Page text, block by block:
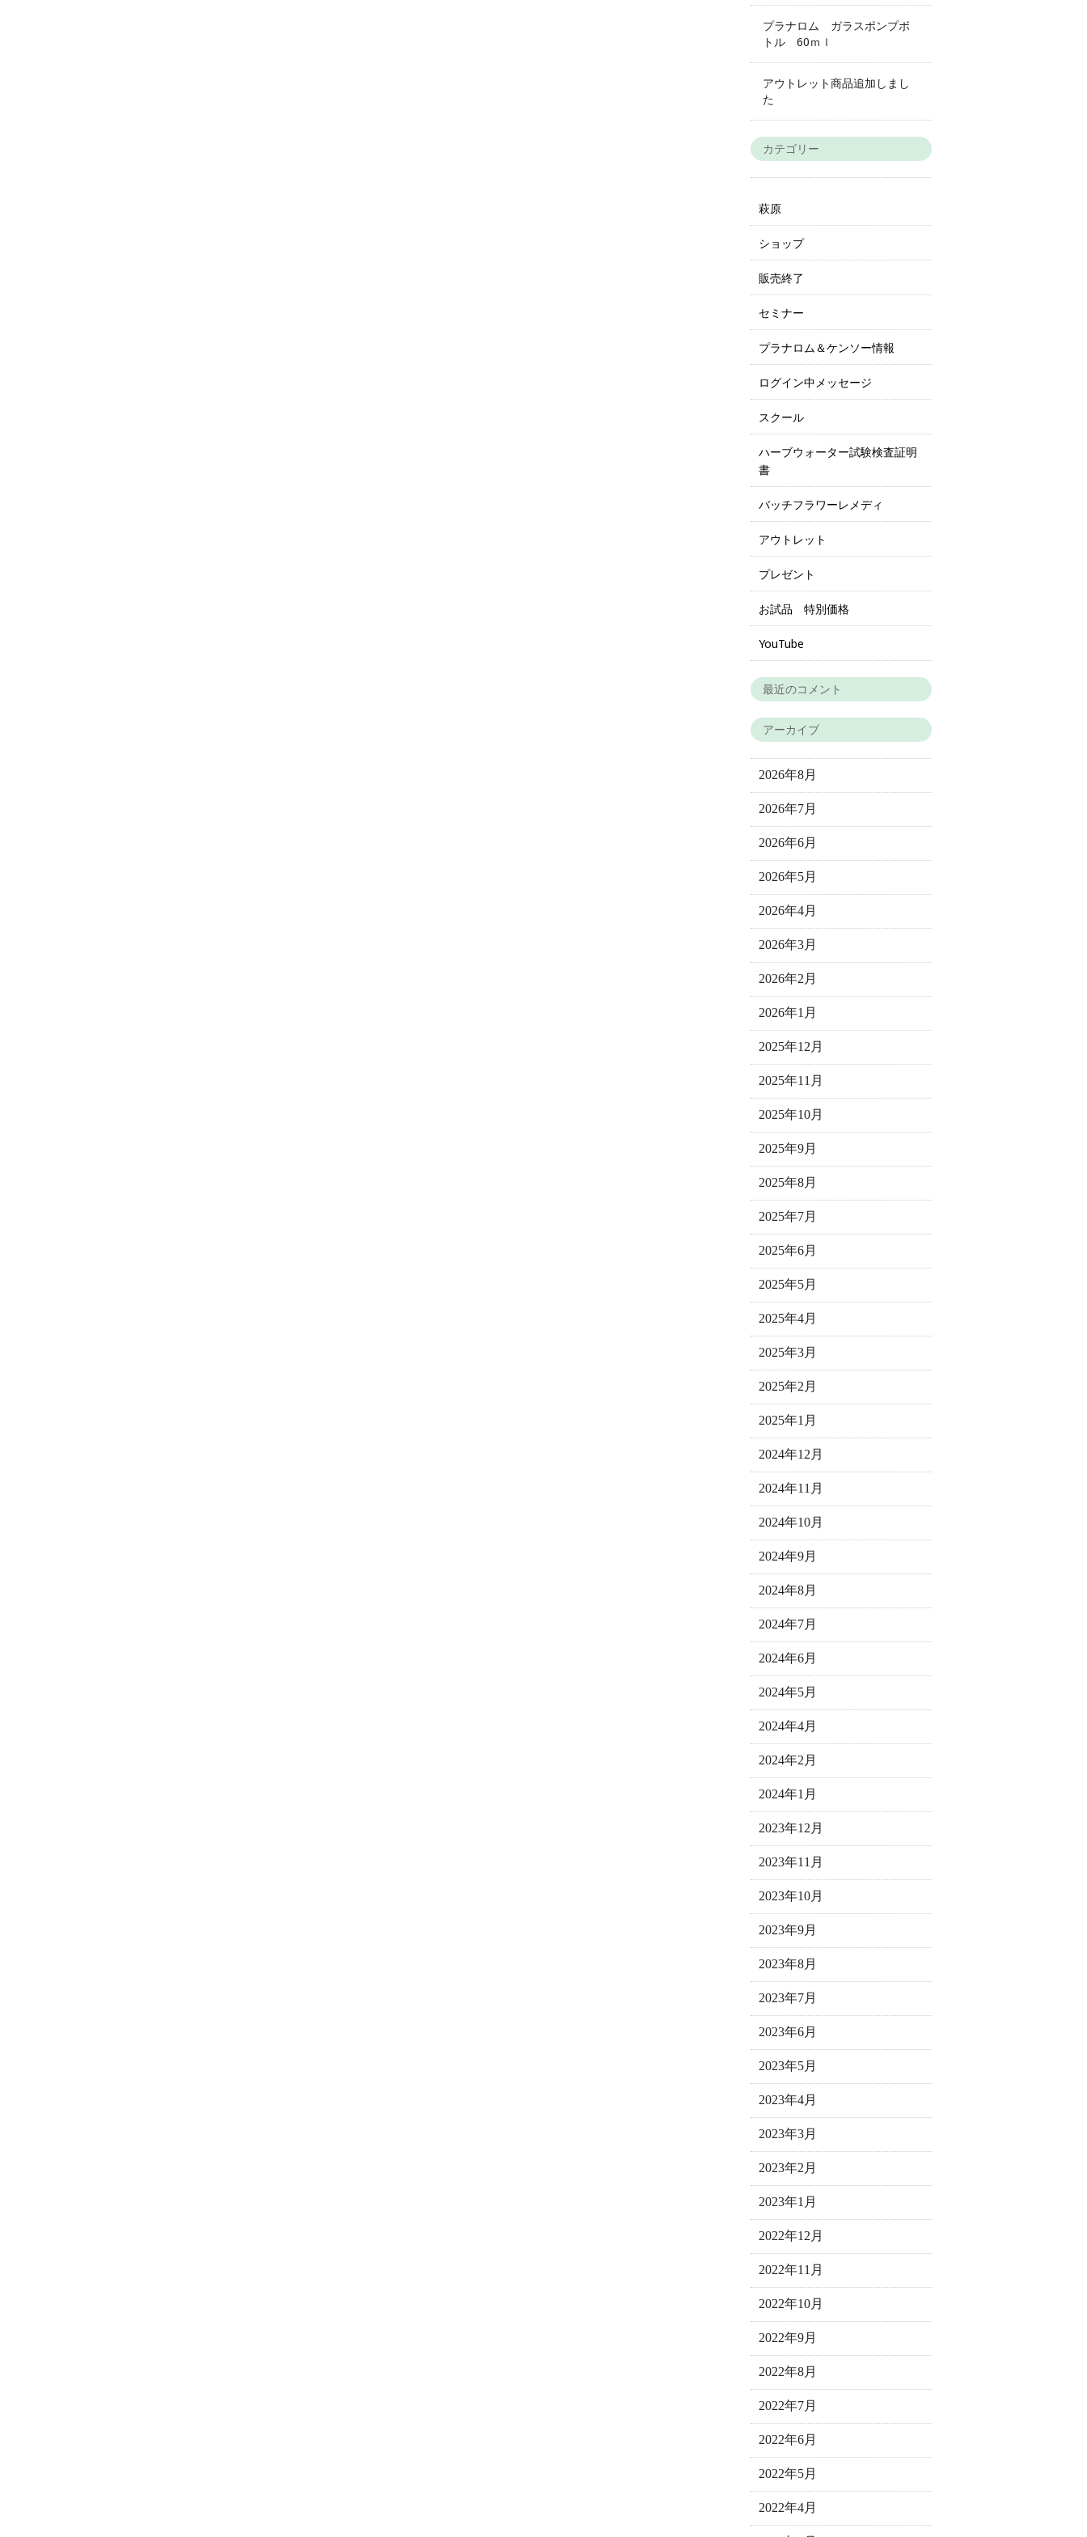
プラナロム ガラスポンプボ
トル 60ｍｌ
アウトレット商品追加しまし
た
カテゴリー
萩原
ショップ
販売終了
セミナー
プラナロム＆ケンソー情報
ログイン中メッセージ
スクール
ハーブウォーター試験検査証明
書
バッチフラワーレメディ
アウトレット
プレゼント
お試品 特別価格
YouTube
最近のコメント
アーカイブ
2026年8月
2026年7月
2026年6月
2026年5月
2026年4月
2026年3月
2026年2月
2026年1月
2025年12月
2025年11月
2025年10月
2025年9月
2025年8月
2025年7月
2025年6月
2025年5月
2025年4月
2025年3月
2025年2月
2025年1月
2024年12月
2024年11月
2024年10月
2024年9月
2024年8月
2024年7月
2024年6月
2024年5月
2024年4月
2024年2月
2024年1月
2023年12月
2023年11月
2023年10月
2023年9月
2023年8月
2023年7月
2023年6月
2023年5月
2023年4月
2023年3月
2023年2月
2023年1月
2022年12月
2022年11月
2022年10月
2022年9月
2022年8月
2022年7月
2022年6月
2022年5月
2022年4月